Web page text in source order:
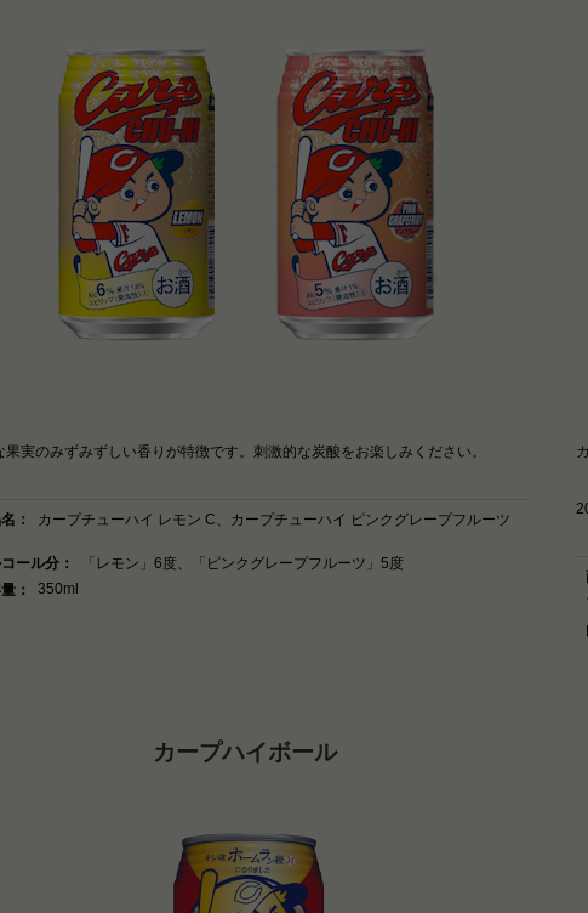
果実のみずみずしい香りが特徴です。刺激的な炭酸をお楽しみください。
：
カープチューハイ レモン C、カープチューハイ ピンクグレープフルーツ
ール分：
「レモン」6度、「ピンクグレープフルーツ」5度
：
350ml
カープハイボール